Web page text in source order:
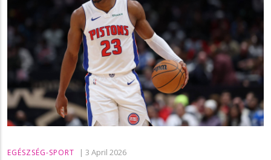
EGÉSZSÉG-SPORT | 3 April 2026